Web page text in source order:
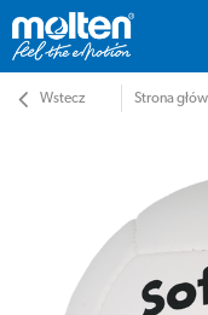
Wstecz Strona